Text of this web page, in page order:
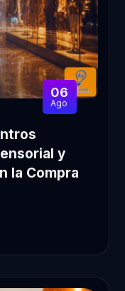
06
Ago
y
la Compra